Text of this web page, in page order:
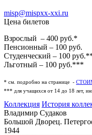
misp@mispxx-xxi.ru
Цена билетов
Взрослый – 400 руб.*
Пенсионный – 100 руб.
Студенческий – 100
Льготный – 100 руб.***
* см. подробно на странице -
*** для учащихся от 14 до 18 лет,
Коллекция История
Владимир Судаков
Большой Дворец.
1944